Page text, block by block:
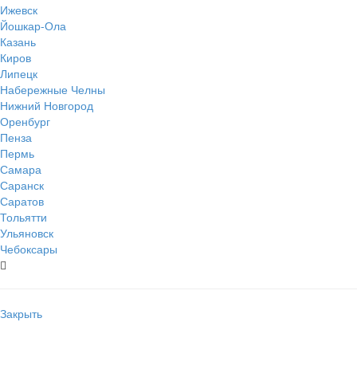
Ижевск
Йошкар-Ола
Казань
Киров
Липецк
Набережные Челны
Нижний Новгород
Оренбург
Пенза
Пермь
Самара
Саранск
Саратов
Тольятти
Ульяновск
Чебоксары
Закрыть